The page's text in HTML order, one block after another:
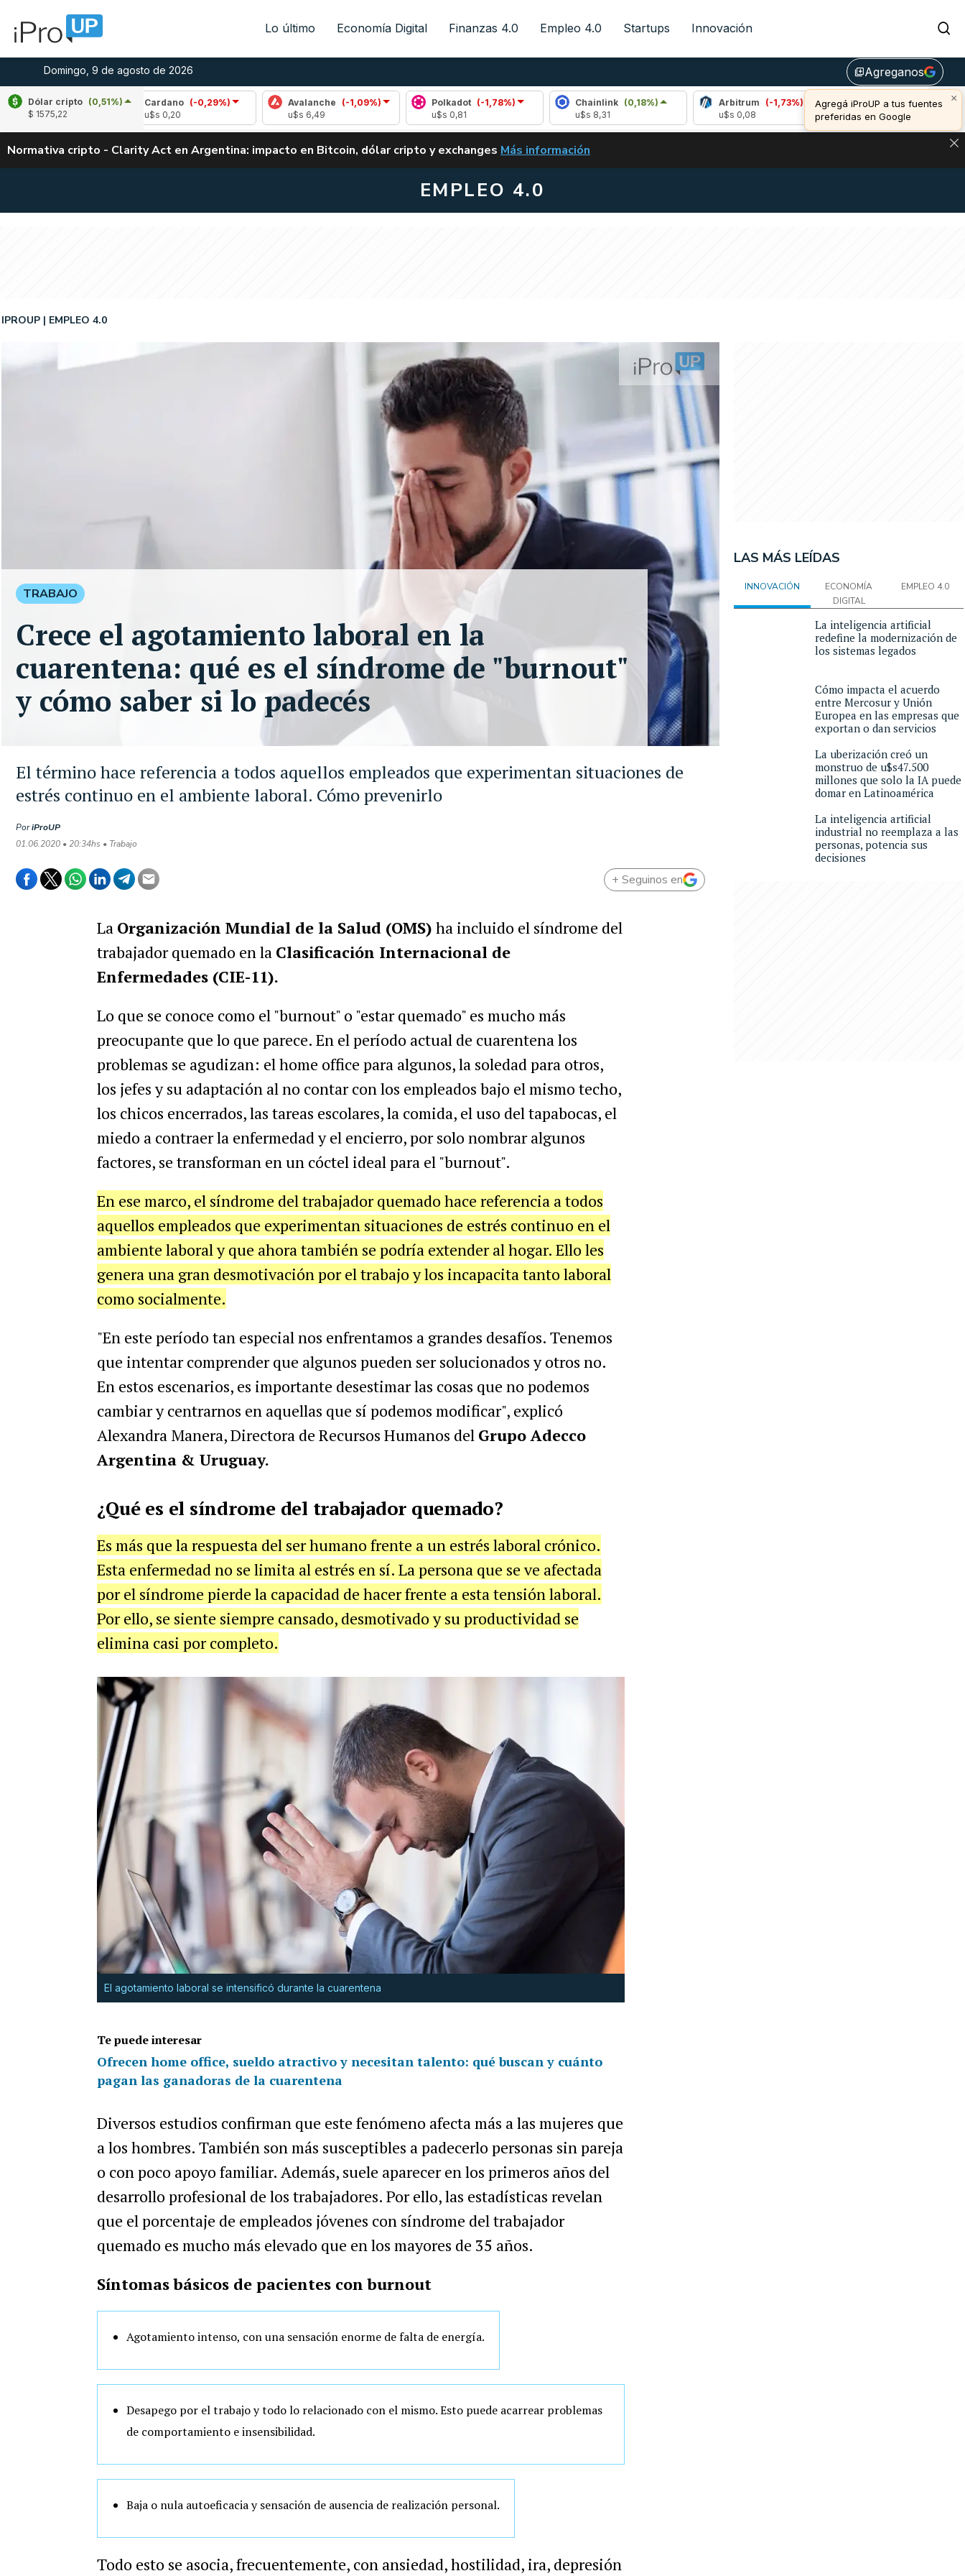
Lo último Economía Digital Finanzas 4.0 Empleo 4.0 Startups Innovación
Domingo, 9 de agosto de 2026 library_addAgreganos
×
Agregá iProUP a tus fuentes
preferidas en Google
Dólar cripto (0,51%)
$ 1575,22
Cardano
(-0,29%)
Avalanche (-1,09%)
Polkadot
(-1,78%)
Chainlink
(0,18%)
Arbitrum
(-1,73%)
Bitcoin (-0,21%)
u$s 64.823,00
Normativa cripto - Clarity Act en Argentina: impacto en Bitcoin, dólar cripto y exchanges CLARITY ACT EN ARGENTINA: IMPACTO EN BITCOIN, DÓLAR CRIPTO Y EXCHANGES
Más información
EMPLEO 4.0
El término hace referencia a todos aquellos empleados que experimentan situaciones de
estrés continuo en el ambiente laboral. Cómo prevenirlo
IPROUP EMPLEO 4.0
PoriProUP
01.06.2020 • 20:34hs • Trabajo
TRABAJO
Crece el agotamiento laboral en la
cuarentena: qué es el síndrome de "burnout"
y cómo saber si lo padecés
+ Seguinos en
La Organización Mundial de la Salud (OMS) ha incluido el síndrome del
trabajador quemado en la Clasificación Internacional de
Enfermedades (CIE-11).
Lo que se conoce como el "burnout" o "estar quemado" es mucho más
preocupante que lo que parece. En el período actual de cuarentena los
problemas se agudizan: el home office para algunos, la soledad para otros,
los jefes y su adaptación al no contar con los empleados bajo el mismo techo,
los chicos encerrados, las tareas escolares, la comida, el uso del tapabocas, el
miedo a contraer la enfermedad y el encierro, por solo nombrar algunos
factores, se transforman en un cóctel ideal para el "burnout".
En ese marco, el síndrome del trabajador quemado hace referencia a todos
aquellos empleados que experimentan situaciones de estrés continuo en el
ambiente laboral y que ahora también se podría extender al hogar. Ello les
genera una gran desmotivación por el trabajo y los incapacita tanto laboral
como socialmente.
"En este período tan especial nos enfrentamos a grandes desafíos. Tenemos
que intentar comprender que algunos pueden ser solucionados y otros no.
En estos escenarios, es importante desestimar las cosas que no podemos
cambiar y centrarnos en aquellas que sí podemos modificar", explicó
Alexandra Manera, Directora de Recursos Humanos del Grupo Adecco
Argentina & Uruguay.
¿Qué es el síndrome del trabajador quemado?
Es más que la respuesta del ser humano frente a un estrés laboral crónico.
Esta enfermedad no se limita al estrés en sí. La persona que se ve afectada
por el síndrome pierde la capacidad de hacer frente a esta tensión laboral.
Por ello, se siente siempre cansado, desmotivado y su productividad se
elimina casi por completo.
El agotamiento laboral se intensificó durante la cuarentena
Te puede interesar
Ofrecen home office, sueldo atractivo y necesitan talento: qué buscan y cuánto
pagan las ganadoras de la cuarentena
Diversos estudios confirman que este fenómeno afecta más a las mujeres que
a los hombres. También son más susceptibles a padecerlo personas sin pareja
o con poco apoyo familiar. Además, suele aparecer en los primeros años del
desarrollo profesional de los trabajadores. Por ello,las estadísticas revelan
que el porcentaje de empleados jóvenes con síndrome del trabajador
quemado es mucho más elevado que en los mayores de 35 años.
Síntomas básicos de pacientes con burnout
Agotamiento intenso, con una sensación enorme de falta de energía.
Desapego por el trabajo y todo lo relacionado con el mismo. Esto puede acarrear problemas
de comportamiento e insensibilidad.
Baja o nula autoeficacia y sensación de ausencia de realización personal.
Todo esto se asocia, frecuentemente, con ansiedad, hostilidad, ira, depresión
LAS MÁS LEÍDAS
INNOVACIÓN
ECONOMÍA
DIGITAL
EMPLEO 4.0
La inteligencia artificial
redefine la modernización de
los sistemas legados
Cómo impacta el acuerdo
entre Mercosur y Unión
Europea en las empresas que
exportan o dan servicios
La uberización creó un
monstruo de u$s47.500
millones que solo la IA puede
domar en Latinoamérica
La inteligencia artificial
industrial no reemplaza a las
personas, potencia sus
decisiones